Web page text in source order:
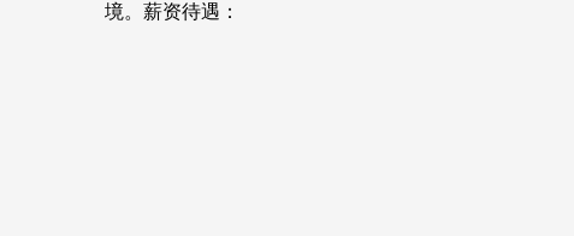
境。薪资待遇：